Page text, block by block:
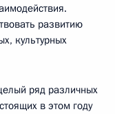
развитию
культурных
ряд различных
в этом году